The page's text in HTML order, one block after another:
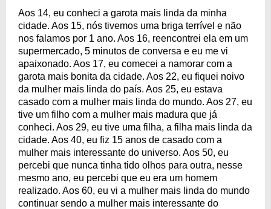
Aos 14, eu conheci a garota mais linda da minha
cidade. Aos 15, nós tivemos uma briga terrível e não
nos falamos por 1 ano. Aos 16, reencontrei ela em um
supermercado, 5 minutos de conversa e eu me vi
apaixonado. Aos 17, eu comecei a namorar com a
garota mais bonita da cidade. Aos 22, eu fiquei noivo
da mulher mais linda do país. Aos 25, eu estava
casado com a mulher mais linda do mundo. Aos 27, eu
tive um filho com a mulher mais madura que já
conheci. Aos 29, eu tive uma filha, a filha mais linda da
cidade. Aos 40, eu fiz 15 anos de casado com a
mulher mais interessante do universo. Aos 50, eu
percebi que nunca tinha tido olhos para outra, nesse
mesmo ano, eu percebi que eu era um homem
realizado. Aos 60, eu vi a mulher mais linda do mundo
continuar sendo a mulher mais interessante do